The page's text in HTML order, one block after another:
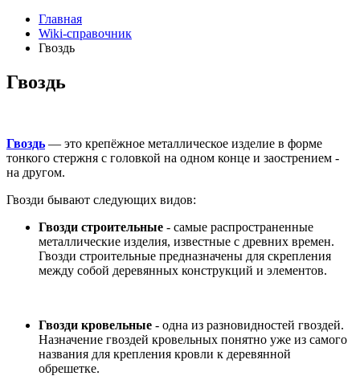
Главная
Wiki-справочник
Гвоздь
Гвоздь
Гвоздь — это крепёжное металлическое изделие в форме
тонкого стержня с головкой на одном конце и заострением -
на другом.
Гвозди бывают следующих видов:
Гвозди строительные - самые распространенные
металлические изделия, известные с древних времен.
Гвозди строительные предназначены для скрепления
между собой деревянных конструкций и элементов.
Гвозди кровельные - одна из разновидностей гвоздей.
Назначение гвоздей кровельных понятно уже из самого
названия для крепления кровли к деревянной
обрешетке.